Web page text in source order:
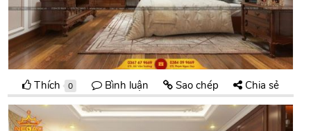
Thích 0 Bình luận Sao chép Chia sẻ